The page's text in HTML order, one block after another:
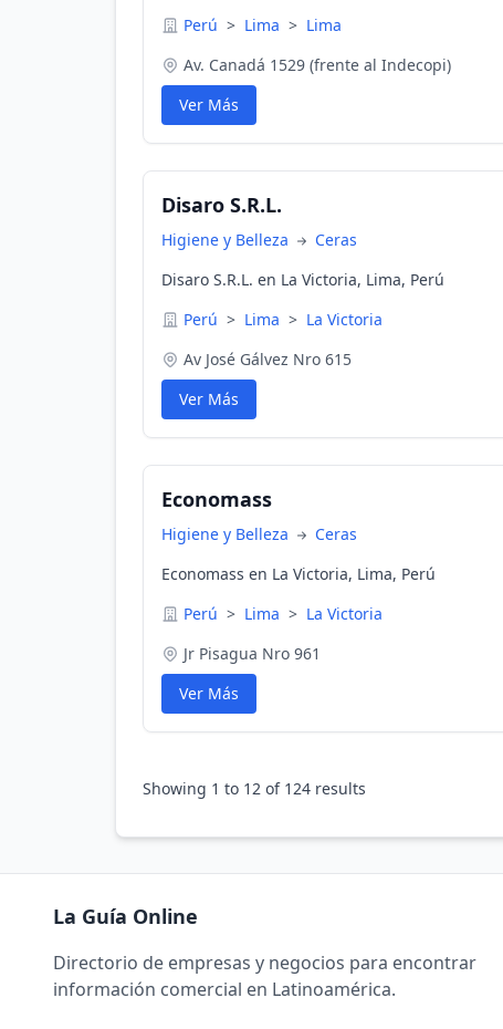
Perú > Lima > Lima
Av. Canadá 1529 (frente al Indecopi)
Ver Más
Disaro S.R.L.
Higiene y Belleza
Ceras
Disaro S.R.L. en La Victoria, Lima, Perú
Perú > Lima > La Victoria
Av José Gálvez Nro 615
Ver Más
Economass
Higiene y Belleza
Ceras
Economass en La Victoria, Lima, Perú
Perú > Lima > La Victoria
Jr Pisagua Nro 961
Ver Más
Showing 1 to 12 of 124 results
La Guía Online
Directorio de empresas y negocios para encontrar
información comercial en Latinoamérica.